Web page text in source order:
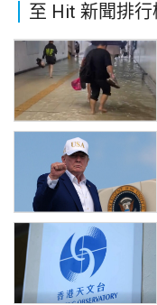
至 Hit 新聞排行